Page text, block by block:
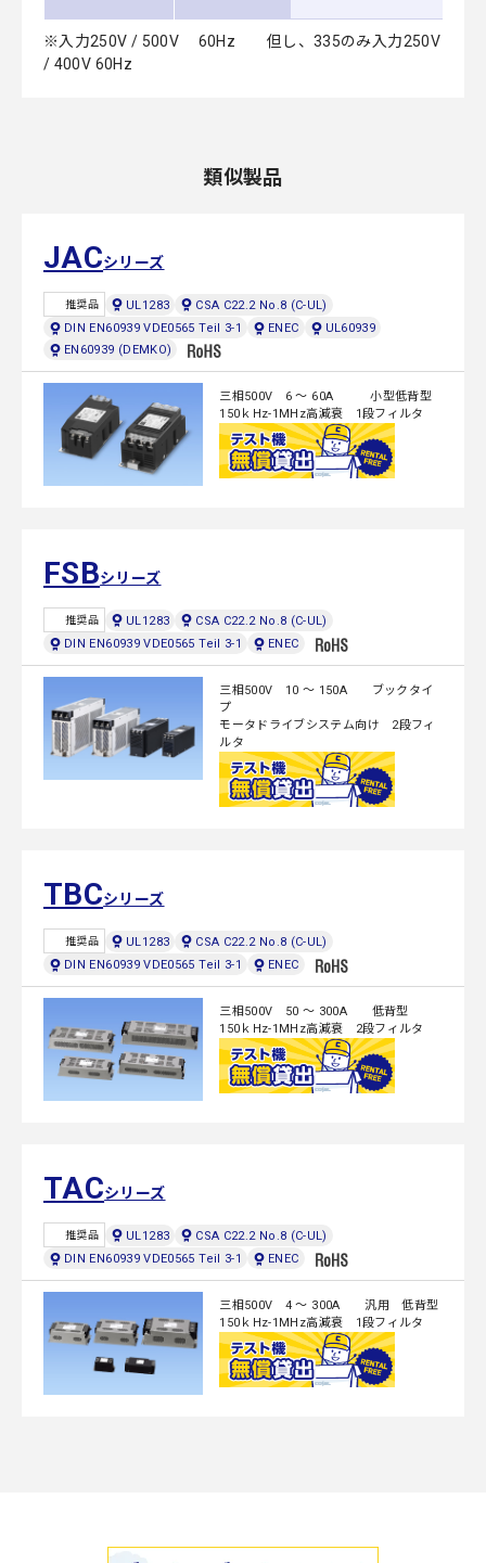
※入力250V / 500V 60Hz 但し、335のみ入力250V
/ 400V 60Hz
類似製品
JACシリーズ
推奨品 UL1283
CSA C22.2 No.8 (C-UL)
DIN EN60939 VDE0565 Teil 3-1
ENEC
UL60939
EN60939 (DEMKO)
三相500V 6 ～ 60A 小型低背型
150ｋHz-1MHz高減衰 1段フィルタ
FSBシリーズ
推奨品 UL1283
CSA C22.2 No.8 (C-UL)
DIN EN60939 VDE0565 Teil 3-1
ENEC
三相500V 10 ～ 150A ブックタイ
プ
モータドライブシステム向け 2段フィ
ルタ
TBCシリーズ
推奨品 UL1283
CSA C22.2 No.8 (C-UL)
DIN EN60939 VDE0565 Teil 3-1
ENEC
三相500V 50 ～ 300A 低背型
150ｋHz-1MHz高減衰 2段フィルタ
TACシリーズ
推奨品 UL1283
CSA C22.2 No.8 (C-UL)
DIN EN60939 VDE0565 Teil 3-1
ENEC
三相500V 4 ～ 300A 汎用 低背型
150ｋHz-1MHz高減衰 1段フィルタ